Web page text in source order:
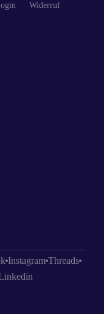
Widerruf
Instagram Threads